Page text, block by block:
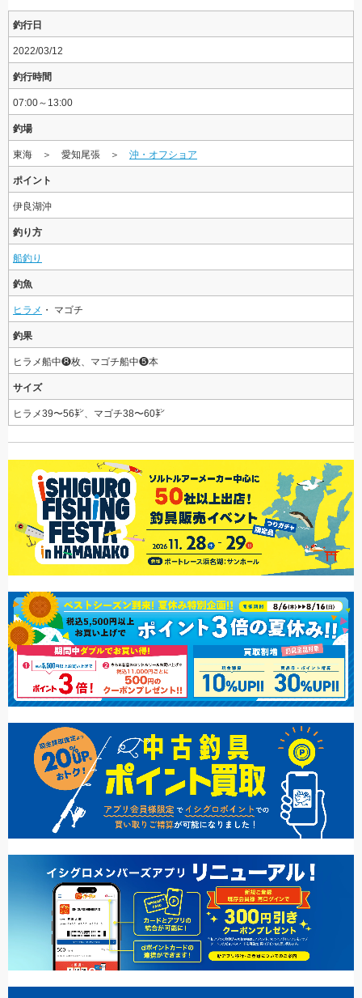
釣行日
2022/03/12
釣行時間
07:00～13:00
釣場
東海 ＞ 愛知尾張 ＞ 沖・オフショア
ポイント
伊良湖沖
釣り方
船釣り
釣魚
ヒラメ ・ マゴチ
釣果
ヒラメ船中❽枚、マゴチ船中❺本
サイズ
ヒラメ39〜56㌢、マゴチ38〜60㌢